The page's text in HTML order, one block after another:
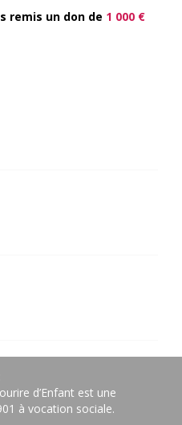
remis un don de 1 000 €
d’Enfant est une
à vocation sociale.